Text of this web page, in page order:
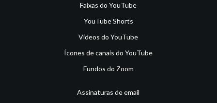
Faixas do YouTube
YouTube Shorts
Vídeos do YouTube
Ícones de canais do YouTube
Fundos do Zoom
Assinaturas de email